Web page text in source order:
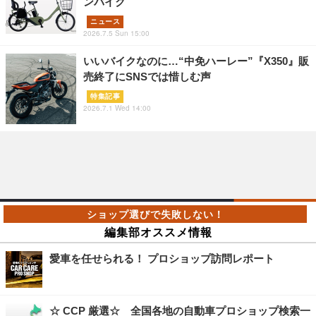
ニュース
2026.7.5 Sun 15:00
いいバイクなのに…“中免ハーレー”『X350』販
売終了にSNSでは惜しむ声
特集記事
2026.7.1 Wed 14:00
編集部オススメ情報
愛車を任せられる！ プロショップ訪問レポート
☆ CCP 厳選☆ 全国各地の自動車プロショップ検索一